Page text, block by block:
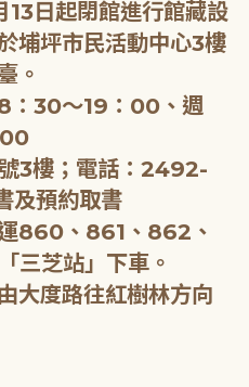
日起閉館進行館藏設
埔坪市民活動中心3樓
。
：30～19：00、週
3樓；電話：2492-
及預約取書
860、861、862、
三芝站」下車。
大度路往紅樹林方向